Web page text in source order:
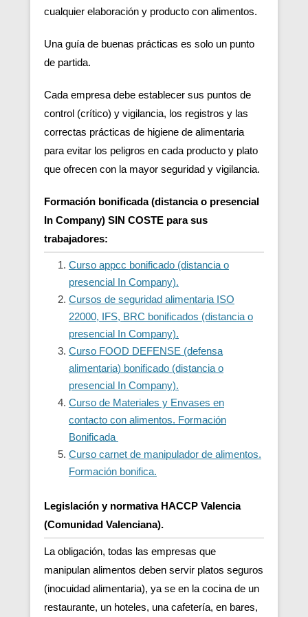
cualquier elaboración y producto con alimentos.
Una guía de buenas prácticas es solo un punto
de partida.
Cada empresa debe establecer sus puntos de
control (crítico) y vigilancia, los registros y las
correctas prácticas de higiene de alimentaria
para evitar los peligros en cada producto y plato
que ofrecen con la mayor seguridad y vigilancia.
Formación bonificada (distancia o presencial
In Company) SIN COSTE para sus
trabajadores:
Curso appcc bonificado (distancia o
presencial In Company).
Cursos de seguridad alimentaria ISO
22000, IFS, BRC bonificados (distancia o
presencial In Company).
Curso FOOD DEFENSE (defensa
alimentaria) bonificado (distancia o
presencial In Company).
Curso de Materiales y Envases en
contacto con alimentos. Formación
Bonificada
Curso carnet de manipulador de alimentos.
Formación bonifica.
Legislación y normativa HACCP Valencia
(Comunidad Valenciana).
La obligación, todas las empresas que
manipulan alimentos deben servir platos seguros
(inocuidad alimentaria), ya se en la cocina de un
restaurante, un hoteles, una cafetería, en bares,